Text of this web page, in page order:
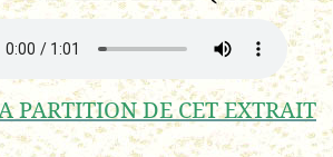
PARTITION DE CET EXTRAIT